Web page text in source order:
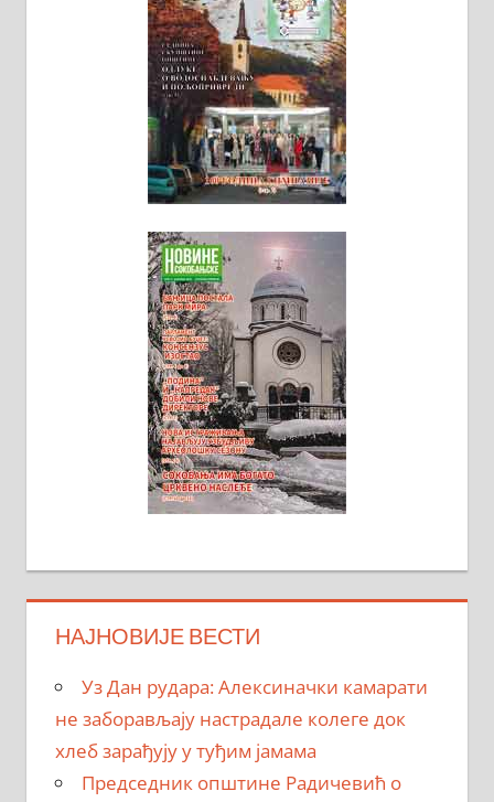
НАЈНОВИЈЕ ВЕСТИ
Уз Дан рудара: Алексиначки камарати
не заборављају настрадале колеге док
хлеб зарађују у туђим јамама
Председник општине Радичевић о